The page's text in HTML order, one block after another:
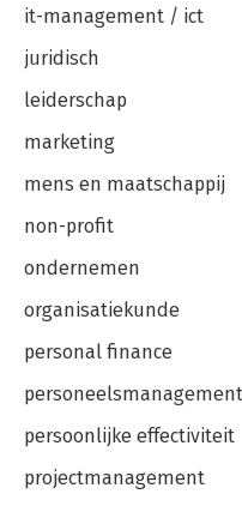
it-management / ict
juridisch
leiderschap
marketing
mens en maatschappij
non-profit
ondernemen
organisatiekunde
personal finance
personeelsmanagement
persoonlijke effectiviteit
projectmanagement